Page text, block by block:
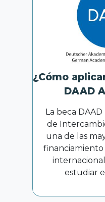
¿Cómo
DAAD
La beca
de
una de las
estudiar